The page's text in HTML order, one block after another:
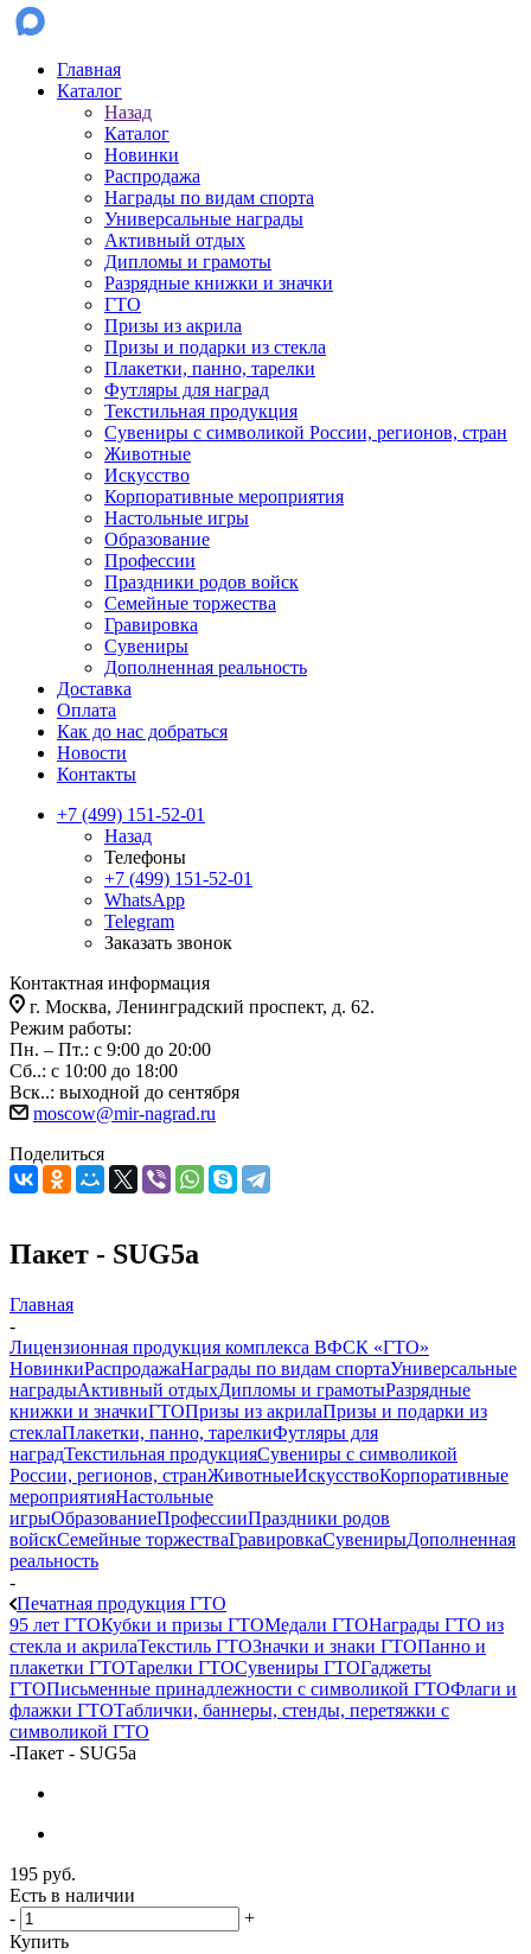
Главная
Каталог
Назад
Каталог
Новинки
Распродажа
Награды по видам спорта
Универсальные награды
Активный отдых
Дипломы и грамоты
Разрядные книжки и значки
ГТО
Призы из акрила
Призы и подарки из стекла
Плакетки, панно, тарелки
Футляры для наград
Текстильная продукция
Сувениры с символикой России, регионов, стран
Животные
Искусство
Корпоративные мероприятия
Настольные игры
Образование
Профессии
Праздники родов войск
Семейные торжества
Гравировка
Сувениры
Дополненная реальность
Доставка
Оплата
Как до нас добраться
Новости
Контакты
+7 (499) 151-52-01
Назад
Телефоны
+7 (499) 151-52-01
WhatsApp
Telegram
Заказать звонок
Контактная информация
г. Москва, Ленинградский проспект, д. 62.
Режим работы:
Пн. – Пт.: с 9:00 до 20:00
Сб..: с 10:00 до 18:00
Вск..: выходной до сентября
moscow@mir-nagrad.ru
Поделиться
Пакет - SUG5a
Главная
-
Лицензионная продукция комплекса ВФСК «ГТО»
НовинкиРаспродажаНаграды по видам спортаУниверсальные
наградыАктивный отдыхДипломы и грамотыРазрядные
книжки и значкиГТОПризы из акрилаПризы и подарки из
стеклаПлакетки, панно, тарелкиФутляры для
наградТекстильная продукцияСувениры с символикой
России, регионов, странЖивотныеИскусствоКорпоративные
мероприятияНастольные
игрыОбразованиеПрофессииПраздники родов
войскСемейные торжестваГравировкаСувенирыДополненная
реальность
-
Печатная продукция ГТО
95 лет ГТОКубки и призы ГТОМедали ГТОНаграды ГТО из
стекла и акрилаТекстиль ГТОЗначки и знаки ГТОПанно и
плакетки ГТОТарелки ГТОСувениры ГТОГаджеты
ГТОПисьменные принадлежности с символикой ГТОФлаги и
флажки ГТОТаблички, баннеры, стенды, перетяжки с
символикой ГТО
-Пакет - SUG5a
195 руб.
Есть в наличии
-
+
Купить